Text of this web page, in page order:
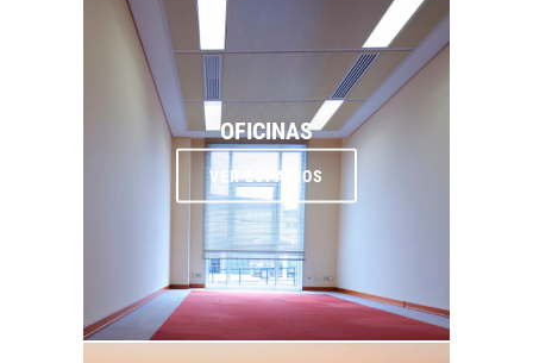
OFICINAS
VER ESPACIOS